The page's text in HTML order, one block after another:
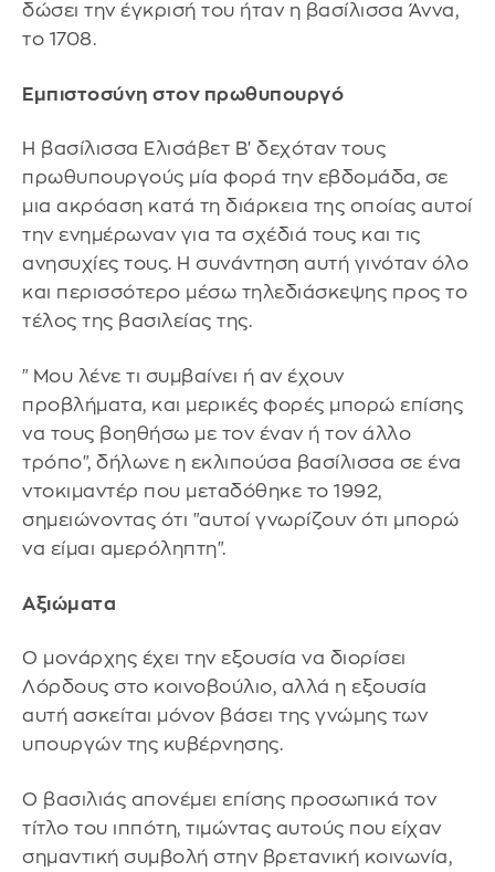
δώσει την έγκρισή του ήταν η βασίλισσα Άννα,
το 1708.
Εμπιστοσύνη στον πρωθυπουργό
Η βασίλισσα Ελισάβετ Β' δεχόταν τους
πρωθυπουργούς μία φορά την εβδομάδα, σε
μια ακρόαση κατά τη διάρκεια της οποίας αυτοί
την ενημέρωναν για τα σχέδιά τους και τις
ανησυχίες τους. Η συνάντηση αυτή γινόταν όλο
και περισσότερο μέσω τηλεδιάσκεψης προς το
τέλος της βασιλείας της.
"Μου λένε τι συμβαίνει ή αν έχουν
προβλήματα, και μερικές φορές μπορώ επίσης
να τους βοηθήσω με τον έναν ή τον άλλο
τρόπο", δήλωνε η εκλιπούσα βασίλισσα σε ένα
ντοκιμαντέρ που μεταδόθηκε το 1992,
σημειώνοντας ότι "αυτοί γνωρίζουν ότι μπορώ
να είμαι αμερόληπτη".
Αξιώματα
Ο μονάρχης έχει την εξουσία να διορίσει
Λόρδους στο κοινοβούλιο, αλλά η εξουσία
αυτή ασκείται μόνον βάσει της γνώμης των
υπουργών της κυβέρνησης.
Ο βασιλιάς απονέμει επίσης προσωπικά τον
τίτλο του ιππότη, τιμώντας αυτούς που είχαν
σημαντική συμβολή στην βρετανική κοινωνία,